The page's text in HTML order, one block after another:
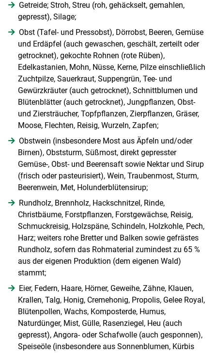
Getreide; Stroh, Streu (roh, gehäckselt, gemahlen,
gepresst), Silage;
Obst (Tafel- und Pressobst), Dörrobst, Beeren, Gemüse
und Erdäpfel (auch gewaschen, geschält, zerteilt oder
getrocknet), gekochte Rohnen (rote Rüben),
Edelkastanien, Mohn, Nüsse, Kerne, Pilze einschließlich
Zuchtpilze, Sauerkraut, Suppengrün, Tee- und
Gewürzkräuter (auch getrocknet), Schnittblumen und
Blütenblätter (auch getrocknet), Jungpflanzen, Obst-
und Ziersträucher, Topfpflanzen, Zierpflanzen, Gräser,
Moose, Flechten, Reisig, Wurzeln, Zapfen;
Obstwein (insbesondere Most aus Äpfeln und/oder
Birnen), Obststurm, Süßmost, direkt gepresster
Gemüse-, Obst- und Beerensaft sowie Nektar und Sirup
(frisch oder pasteurisiert), Wein, Traubenmost, Sturm,
Beerenwein, Met, Holunderblütensirup;
Rundholz, Brennholz, Hackschnitzel, Rinde,
Christbäume, Forstpflanzen, Forstgewächse, Reisig,
Schmuckreisig, Holzspäne, Schindeln, Holzkohle, Pech,
Harz; weiters rohe Bretter und Balken sowie gefrästes
Rundholz, sofern das Rohmaterial zumindest zu 65 %
aus der eigenen Produktion (dem eigenen Wald)
stammt;
Eier, Federn, Haare, Hörner, Geweihe, Zähne, Klauen,
Krallen, Talg, Honig, Cremehonig, Propolis, Gelee Royal,
Blütenpollen, Wachs, Komposterde, Humus,
Naturdünger, Mist, Gülle, Rasenziegel, Heu (auch
gepresst), Angora- oder Schafwolle (auch gesponnen),
Speiseöle (insbesondere aus Sonnenblumen, Kürbis